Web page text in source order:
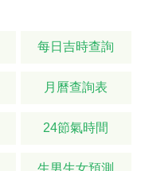
每日吉時查詢
月曆查詢表
24節氣時間
生男生女預測